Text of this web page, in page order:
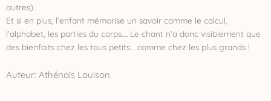
autres).
Et si en plus, l’enfant mémorise un savoir comme le calcul,
l’alphabet, les parties du corps…. Le chant n’a donc visiblement que
des bienfaits chez les tous petits… comme chez les plus grands !
Auteur: Athénaïs Louison